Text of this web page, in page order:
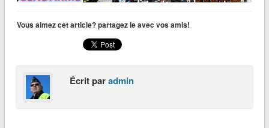
Vous aimez cet article? partagez le avec vos amis!
Écrit paradmin